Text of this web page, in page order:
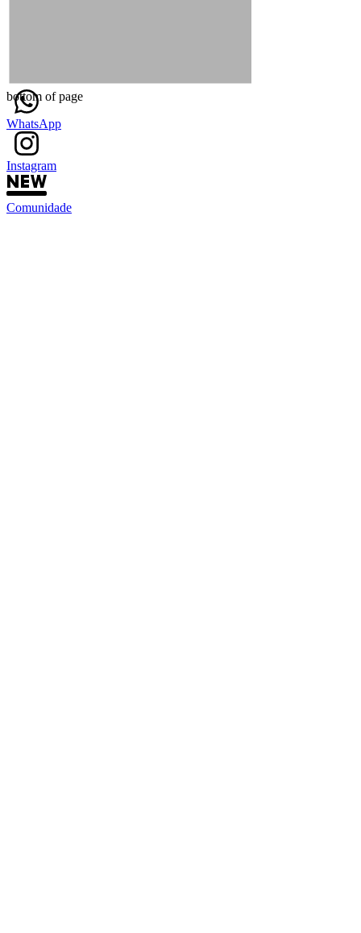
WhatsApp
Instagram
Comunidade
bottom of page